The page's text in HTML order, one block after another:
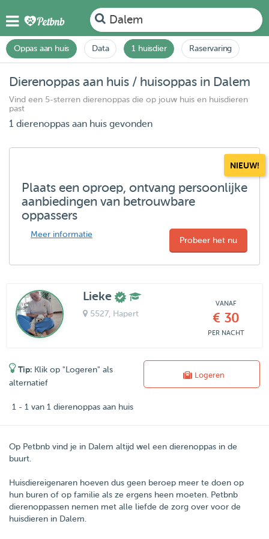
Dalem
Oppas aan huis Data 1 huisdier Raservaring
Dierenoppas aan huis / huisoppas in Dalem
Vind een 5-sterren dierenoppas die op jouw huis en huisdieren
past
1 dierenoppas aan huis gevonden
NIEUW!
Plaats een oproep, ontvang persoonlijke
aanbiedingen van betrouwbare
oppassers
Meer informatie
Probeer het nu
Lieke
5527, Hapert
VANAF
€ 30
PER NACHT
Tip: Klik op "Logeren" als
alternatief
Logeren
1 - 1 van 1 dierenoppas aan huis
Op Petbnb vind je in Dalem altijd wel een dierenoppas in de
buurt.
Huisdiereigenaren hoeven dus geen beroep meer te doen op
hun buren of op familie als ze ergens heen moeten. Petbnb
dierenoppassen nemen met alle liefde de zorg over voor de
huisdieren in Dalem.